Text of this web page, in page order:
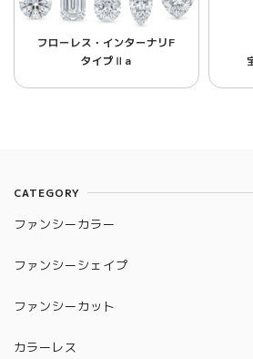
フローレス・インターナリF
タイプⅡa
CATEGORY
ファンシーカラー
レッド
ファンシーシェイプ
エメラルド
ファンシーカット
オールドカット
カラーレス